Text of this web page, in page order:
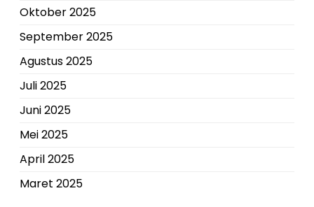
Oktober 2025
September 2025
Agustus 2025
Juli 2025
Juni 2025
Mei 2025
April 2025
Maret 2025